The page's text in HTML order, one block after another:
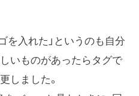
を入れた」というのも自分
いものがあったらタグで
しました。